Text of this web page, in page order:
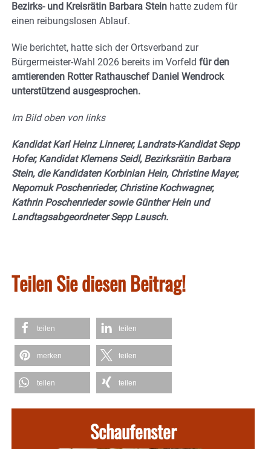
Bezirks- und Kreisrätin Barbara Stein hatte zudem für
einen reibungslosen Ablauf.
Wie berichtet, hatte sich der Ortsverband zur
Bürgermeister-Wahl 2026 bereits im Vorfeld für den
amtierenden Rotter Rathauschef Daniel Wendrock
unterstützend ausgesprochen.
Im Bild oben von links
Kandidat Karl Heinz Linnerer, Landrats-Kandidat Sepp
Hofer, Kandidat Klemens Seidl, Bezirksrätin Barbara
Stein, die Kandidaten Korbinian Hein, Christine Mayer,
Nepomuk Poschenrieder, Christine Kochwagner,
Kathrin Poschenrieder sowie Günther Hein und
Landtagsabgeordneter Sepp Lausch.
Teilen Sie diesen Beitrag!
teilen teilen
merken teilen
teilen teilen
Schaufenster